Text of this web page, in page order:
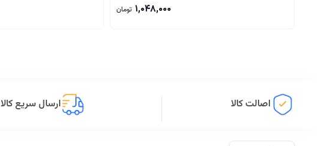
1,048,000 تومان
اصالت کالا ارسال سریع کالا